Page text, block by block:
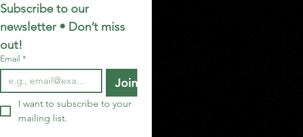
Subscribe to our
newsletter • Don’t miss
out!
Email *
Join
I want to subscribe to your
mailing list.